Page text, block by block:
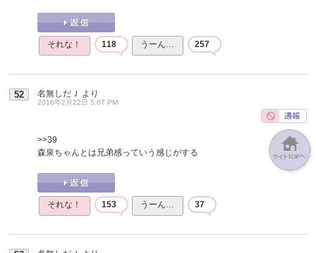
それな！ 118 うーん… 257
52 名無しだＪ より
2016年2月22日 5:07 PM
>>39
森泉ちゃんとは兄弟感っていう感じがする
それな！ 153 うーん… 37